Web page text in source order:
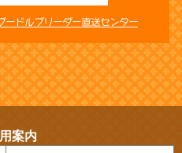
ードルブリーダー直送センター
案内